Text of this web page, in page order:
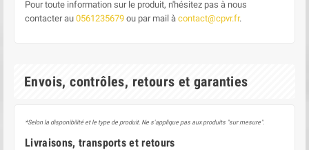
Pour toute information sur le produit, n'hésitez pas à nous
contacter au 0561235679 ou par mail à contact@cpvr.fr.
Envois, contrôles, retours et garanties
*Selon la disponibilité et le type de produit. Ne s'applique pas aux produits "sur mesure".
Livraisons, transports et retours